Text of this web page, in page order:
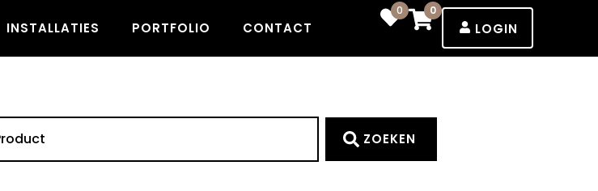
INSTALLATIES PORTFOLIO CONTACT
0 0
LOGIN
ZOEKEN